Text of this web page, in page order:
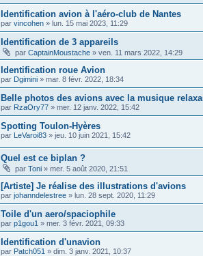
Identification avion à l'aéro-club de Nantes
par vincohen » lun. 15 mai 2023, 11:29
Identification de 3 appareils
par CaptainMoustache » ven. 11 mars 2022, 14:29
Identification roue Avion
par Dgimini » mar. 8 févr. 2022, 18:34
Belle photos des avions avec la musique
par RzaOry77 » mer. 12 janv. 2022, 15:42
Spotting Toulon-Hyères
par LeVaroi83 » jeu. 10 juin 2021, 15:42
Quel est ce biplan ?
par Toni » mer. 5 août 2020, 21:51
[Artiste] Je réalise des illustrations d'avions
par johanndelestree » lun. 28 sept. 2020, 11:29
Toile d'un aero/spaciophile
par p1gou1 » mer. 3 févr. 2021, 09:33
Identification d'unavion
par Patch051 » dim. 3 janv. 2021, 10:37